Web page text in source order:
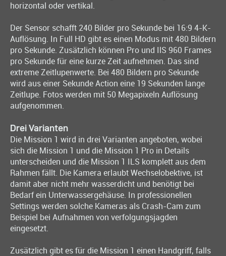
horizontal oder vertikal.
Der Sensor schafft 240 Bilder pro Sekunde bei 16:9 4-K-
Auflösung. In Full HD gibt es einen Modus mit 480 Bildern
pro Sekunde. Zusätzlich können Pro und IlS 960 Frames
pro Sekunde für eine kurze Zeit aufnehmen. Das sind
extreme Zeitlupenwerte. Bei 480 Bildern pro Sekunde
wird aus einer Sekunde Action eine 19 Sekunden lange
Zeitlupe. Fotos werden mit 50 Megapixeln Auflösung
aufgenommen.
Drei Varianten
Die Mission 1 wird in drei Varianten angeboten, wobei
sich die Mission 1 und die Mission 1 Pro in Details
unterscheiden und die Mission 1 ILS komplett aus dem
Rahmen fällt. Die Kamera erlaubt Wechselobektive, ist
damit aber nicht mehr wasserdicht und benötigt bei
Bedarf ein Unterwassergehäuse. In professionellen
Settings werden solche Kameras als Crash-Cam zum
Beispiel bei Aufnahmen von verfolgungsjagden
eingesetzt.
Zusätzlich gibt es für die Mission 1 einen Handgriff, falls